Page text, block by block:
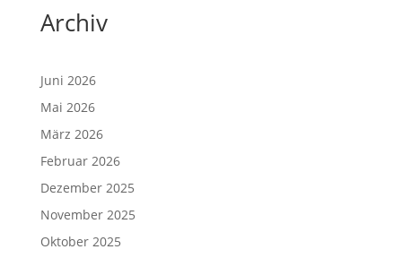
Archiv
Juni 2026
Mai 2026
März 2026
Februar 2026
Dezember 2025
November 2025
Oktober 2025